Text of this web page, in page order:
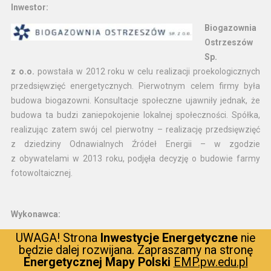
Inwestor:
Biogazownia
Ostrzeszów
Sp.
z o.o. powstała w 2012 roku w celu realizacji proekologicznych
przedsięwzięć energetycznych. Pierwotnym celem firmy była
budowa biogazowni. Konsultacje społeczne ujawniły jednak, że
budowa ta budzi zaniepokojenie lokalnej społeczności. Spółka,
realizując zatem swój cel pierwotny – realizację przedsięwzięć
z dziedziny Odnawialnych Źródeł Energii – w zgodzie
z obywatelami w 2013 roku, podjęła decyzję o budowie farmy
fotowoltaicznej.
Wykonawca:
Firma SKORUT Systemy Solarne
jest jednym z wiodących polskich
producentów działających w
UWAGA! Strona Inwestycje Energetyczne nie
będzie dalej rozwijana. Zapraszamy na stronę
Energetycznej Mapy Polski EMP.pw.edu.pl